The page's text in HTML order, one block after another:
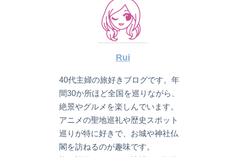
Rui
40代主婦の旅好きブログです。年
間30か所ほど全国を巡りながら、
絶景やグルメを楽しんでいます。
アニメの聖地巡礼や歴史スポット
巡りが特に好きで、お城や神社仏
閣を訪ねるのが趣味です。